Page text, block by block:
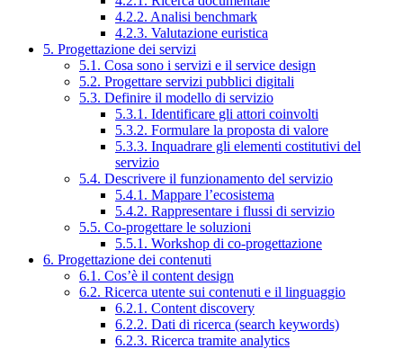
4.2.2. Analisi benchmark
4.2.3. Valutazione euristica
5. Progettazione dei servizi
5.1. Cosa sono i servizi e il service design
5.2. Progettare servizi pubblici digitali
5.3. Definire il modello di servizio
5.3.1. Identificare gli attori coinvolti
5.3.2. Formulare la proposta di valore
5.3.3. Inquadrare gli elementi costitutivi del
servizio
5.4. Descrivere il funzionamento del servizio
5.4.1. Mappare l’ecosistema
5.4.2. Rappresentare i flussi di servizio
5.5. Co-progettare le soluzioni
5.5.1. Workshop di co-progettazione
6. Progettazione dei contenuti
6.1. Cos’è il content design
6.2. Ricerca utente sui contenuti e il linguaggio
6.2.1. Content discovery
6.2.2. Dati di ricerca (search keywords)
6.2.3. Ricerca tramite analytics